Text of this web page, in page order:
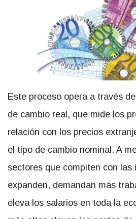
Este proceso opera a través
de cambio real, que mide los
relación con los precios
el tipo de cambio nominal. A
sectores que compiten con las
expanden, demandan más
eleva los salarios en toda la